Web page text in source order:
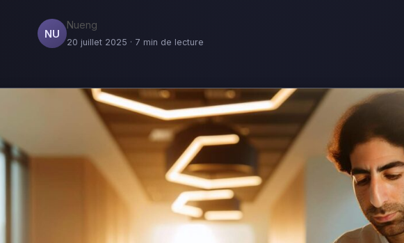
NU
Nueng
20 juillet 2025 · 7 min de lecture